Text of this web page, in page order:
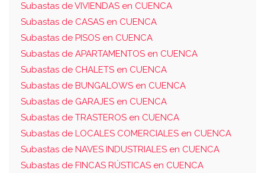
Subastas de VIVIENDAS en CUENCA
Subastas de CASAS en CUENCA
Subastas de PISOS en CUENCA
Subastas de APARTAMENTOS en CUENCA
Subastas de CHALETS en CUENCA
Subastas de BUNGALOWS en CUENCA
Subastas de GARAJES en CUENCA
Subastas de TRASTEROS en CUENCA
Subastas de LOCALES COMERCIALES en CUENCA
Subastas de NAVES INDUSTRIALES en CUENCA
Subastas de FINCAS RÚSTICAS en CUENCA